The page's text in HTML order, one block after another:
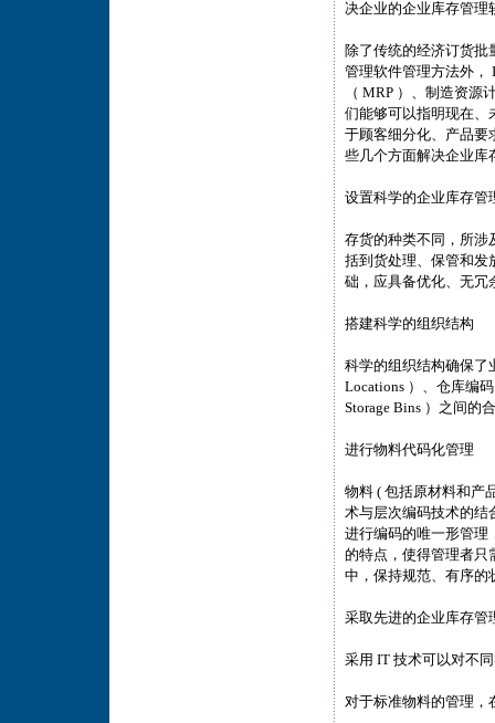
决企业的企业库存管理
除了传统的经济订货批
管理软件管理方法外，
（ MRP ）、制造资源
们能够可以指明现在、
于顾客细分化、产品要
些几个方面解决企业库
设置科学的企业库存管
存货的种类不同，所涉
括到货处理、保管和发
础，应具备优化、无冗
搭建科学的组织结构
科学的组织结构确保了
Locations ）、仓库编码
Storage Bins ）之间的
进行物料代码化管理
物料 ( 包括原材料和产
术与层次编码技术的结
进行编码的唯一形管理
的特点，使得管理者只
中，保持规范、有序的
采取先进的企业库存管
采用 IT 技术可以对不
对于标准物料的管理，